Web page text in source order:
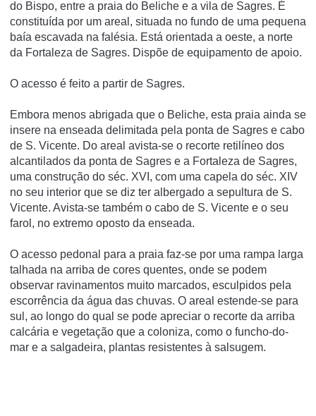
do Bispo, entre a praia do Beliche e a vila de Sagres. É
constituí­da por um areal, situada no fundo de uma pequena
baí­a escavada na falésia. Está orientada a oeste, a norte
da Fortaleza de Sagres. Dispõe de equipamento de apoio.
O acesso é feito a partir de Sagres.
Embora menos abrigada que o Beliche, esta praia ainda se
insere na enseada delimitada pela ponta de Sagres e cabo
de S. Vicente. Do areal avista-se o recorte retilíneo dos
alcantilados da ponta de Sagres e a Fortaleza de Sagres,
uma construção do séc. XVI, com uma capela do séc. XIV
no seu interior que se diz ter albergado a sepultura de S.
Vicente. Avista-se também o cabo de S. Vicente e o seu
farol, no extremo oposto da enseada.
O acesso pedonal para a praia faz-se por uma rampa larga
talhada na arriba de cores quentes, onde se podem
observar ravinamentos muito marcados, esculpidos pela
escorrência da água das chuvas. O areal estende-se para
sul, ao longo do qual se pode apreciar o recorte da arriba
calcária e vegetação que a coloniza, como o funcho-do-
mar e a salgadeira, plantas resistentes à salsugem.